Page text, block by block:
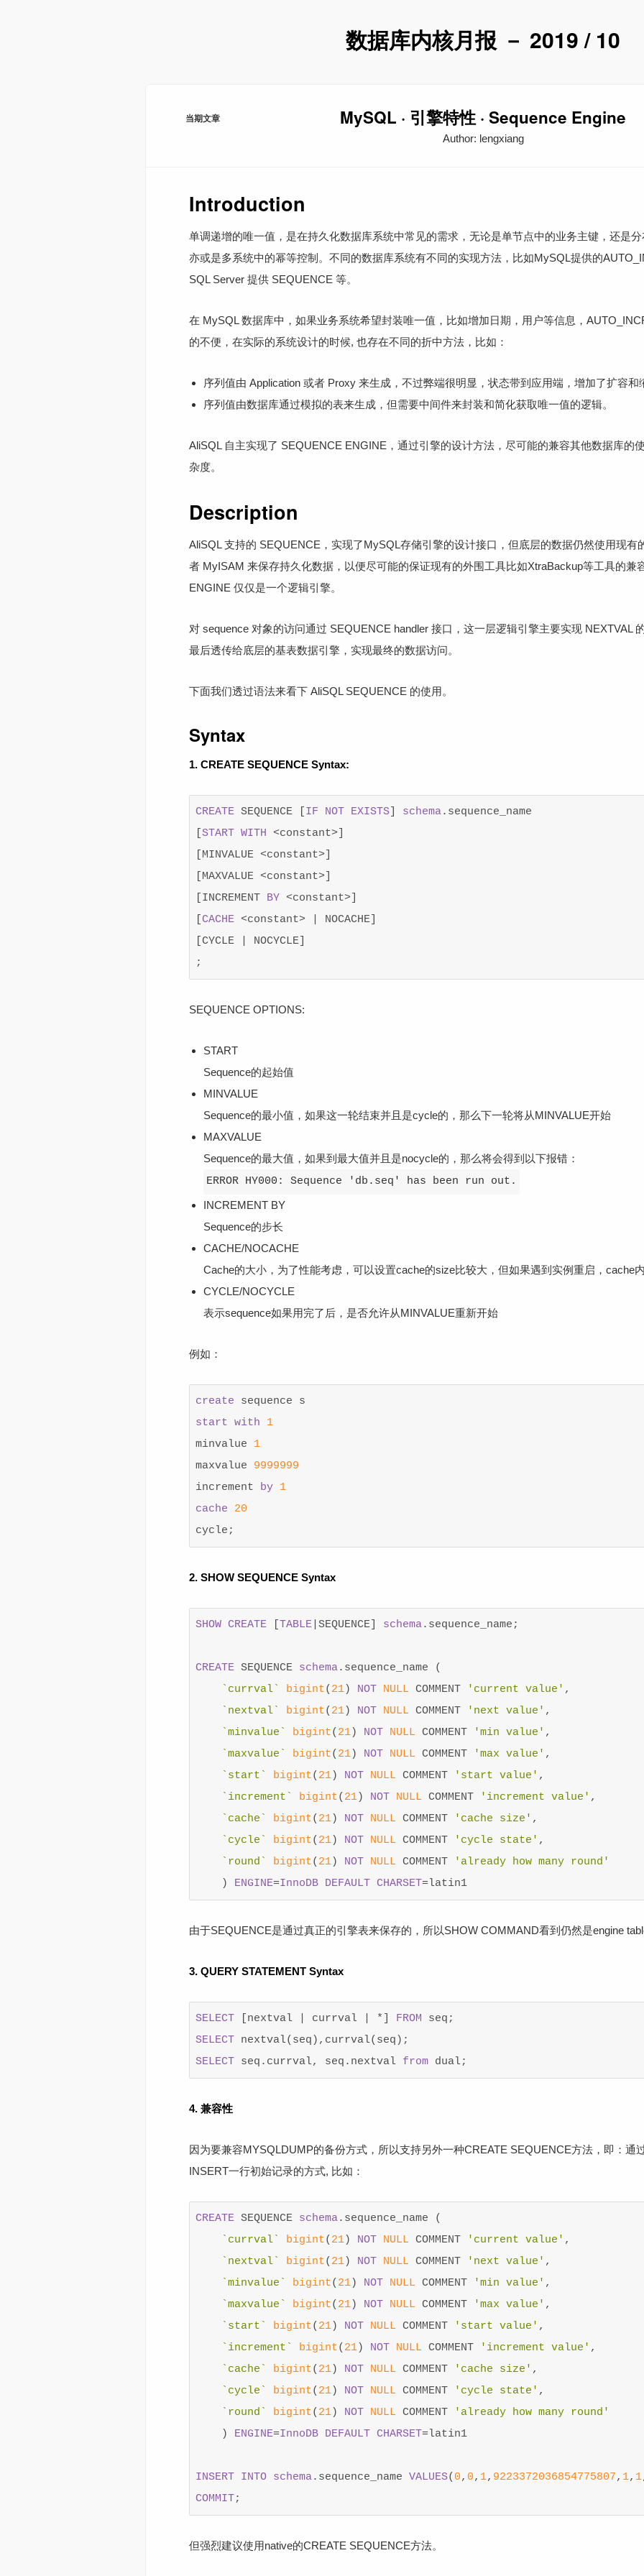
数据库内核月报 － 2019 / 10
当期文章 MySQL · 引擎特性 · Sequence Engine
Author: lengxiang
Introduction
单调递增的唯一值，是在持久化数据库系统中常见的需求，无论是单节点中的业务主键，还是
亦或是多系统中的幂等控制。不同的数据库系统有不同的实现方法，比如MySQL提供的
SQL Server 提供 SEQUENCE 等。
在 MySQL 数据库中，如果业务系统希望封装唯一值，比如增加日期，用户等信息，
的不便，在实际的系统设计的时候, 也存在不同的折中方法，比如：
序列值由 Application 或者 Proxy 来生成，不过弊端很明显，状态带到应用端，增加了扩容和
序列值由数据库通过模拟的表来生成，但需要中间件来封装和简化获取唯一值的逻辑。
AliSQL 自主实现了 SEQUENCE ENGINE，通过引擎的设计方法，尽可能的兼容其他数据库的
杂度。
Description
AliSQL 支持的 SEQUENCE，实现了MySQL存储引擎的设计接口，但底层的数据仍然使用现有
者 MyISAM 来保存持久化数据，以便尽可能的保证现有的外围工具比如XtraBackup等工具的兼
ENGINE 仅仅是一个逻辑引擎。
对 sequence 对象的访问通过 SEQUENCE handler 接口，这一层逻辑引擎主要实现 NEXTVAL
最后透传给底层的基表数据引擎，实现最终的数据访问。
下面我们透过语法来看下 AliSQL SEQUENCE 的使用。
Syntax
1. CREATE SEQUENCE Syntax:
CREATE SEQUENCE IF NOT EXISTS] schema. sequence_name
START WITH <constant>]
MINVALUE <constant>]
MAXVALUE <constant>]
INCREMENT BY <constant>]
CACHE <constant> NOCACHE]
CYCLE NOCYCLE]
;
SEQUENCE OPTIONS:
START
Sequence的起始值
MINVALUE
Sequence的最小值，如果这一轮结束并且是cycle的，那么下一轮将从MINVALUE开始
MAXVALUE
Sequence的最大值，如果到最大值并且是nocycle的，那么将会得到以下报错：
ERROR HY000: Sequence 'db.seq' has been run out.
INCREMENT BY
Sequence的步长
CACHE/NOCACHE
Cache的大小，为了性能考虑，可以设置cache的size比较大，但如果遇到实例重启，cache
CYCLE/NOCYCLE
表示sequence如果用完了后，是否允许从MINVALUE重新开始
例如：
create sequence
s
start with
1
minvalue
1
maxvalue
9999999
increment
by
1
cache
20
cycle ;
2. SHOW SEQUENCE Syntax
SHOW CREATE TABLE| SEQUENCE] schema. sequence_name ;
CREATE SEQUENCE schema. sequence_name
(
`currval`
bigint( 21) NOT NULL COMMENT 'current value' ,
`nextval`
bigint( 21) NOT NULL COMMENT 'next value' ,
`minvalue`
bigint( 21) NOT NULL COMMENT 'min value' ,
`maxvalue`
bigint( 21) NOT NULL COMMENT 'max value' ,
`start`
bigint( 21) NOT NULL COMMENT 'start value' ,
`increment`
bigint( 21) NOT NULL COMMENT 'increment value' ,
`cache`
bigint( 21) NOT NULL COMMENT 'cache size' ,
`cycle`
bigint( 21) NOT NULL COMMENT 'cycle state' ,
`round`
bigint( 21) NOT NULL COMMENT
'already how many round'
)
ENGINE=InnoDB DEFAULT CHARSET=latin1
由于SEQUENCE是通过真正的引擎表来保存的，所以SHOW COMMAND看到仍然是engine
3. QUERY STATEMENT Syntax
SELECT nextval currval * FROM seq ;
SELECT
nextval( seq ), currval( seq );
SELECT
seq . currval, seq . nextval from dual;
4. 兼容性
因为要兼容MYSQLDUMP的备份方式，所以支持另外一种CREATE SEQUENCE方法，即：通
INSERT一行初始记录的方式, 比如：
CREATE SEQUENCE schema. sequence_name
(
`currval`
bigint( 21) NOT NULL COMMENT 'current value' ,
`nextval`
bigint( 21) NOT NULL COMMENT 'next value' ,
`minvalue`
bigint( 21) NOT NULL COMMENT 'min value' ,
`maxvalue`
bigint( 21) NOT NULL COMMENT 'max value' ,
`start`
bigint( 21) NOT NULL COMMENT 'start value' ,
`increment`
bigint( 21) NOT NULL COMMENT 'increment value' ,
`cache`
bigint( 21) NOT NULL COMMENT 'cache size' ,
`cycle`
bigint( 21) NOT NULL COMMENT 'cycle state' ,
`round`
bigint( 21) NOT NULL COMMENT
'already how many round'
)
ENGINE=InnoDB DEFAULT CHARSET=latin1
INSERT INTO schema. sequence_name VALUES( 0, 0, 1, 9223372036854775807, 1, 1
COMMIT;
但强烈建议使用native的CREATE SEQUENCE方法。